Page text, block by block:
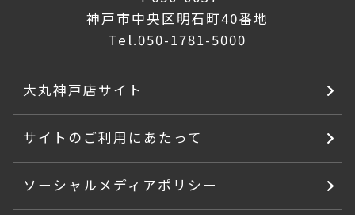
神戸市中央区明石町40番地
Tel.050-1781-5000
大丸神戸店サイト
サイトのご利用にあたって
ソーシャルメディアポリシー